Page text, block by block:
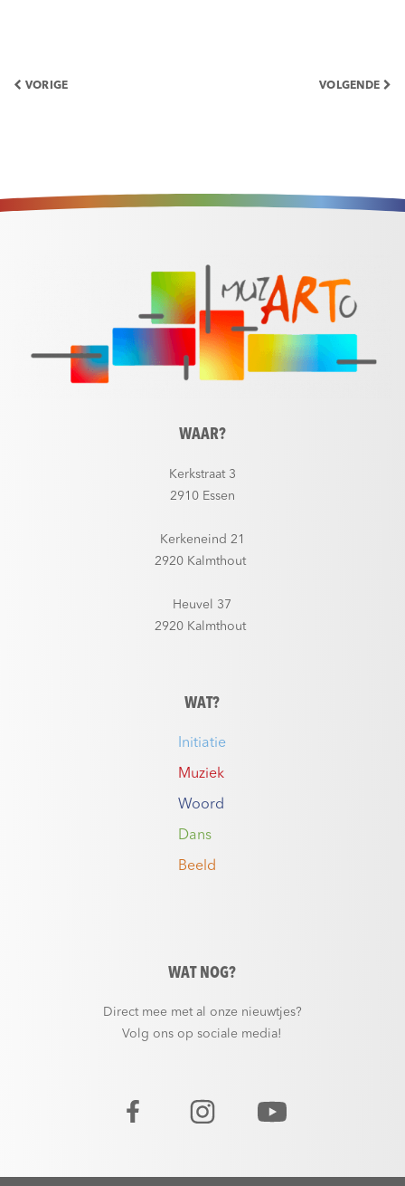
VORIGE VOLGENDE
WAAR?
Kerkstraat 3
2910 Essen
Kerkeneind 21
2920 Kalmthout
Heuvel 37
2920 Kalmthout
WAT?
Initiatie
Muziek
Woord
Dans
Beeld
WAT NOG?
Direct mee met al onze nieuwtjes?
Volg ons op sociale media!